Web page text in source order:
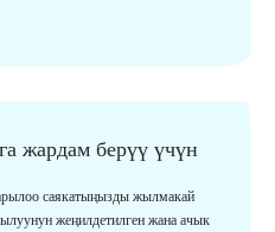
жардам берүү үчүн
саякатыңызды жылмакай
жеңилдетилген жана ачык